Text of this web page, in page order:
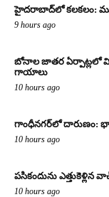
హైదరాబాద్‌లో కలకలం:
9 hours ago
బోనాల జాతర ఏర్పాట్లలో
గాయాలు
10 hours ago
గాంధీనగర్‌లో దారుణం:
10 hours ago
పసికందును
10 hours ago